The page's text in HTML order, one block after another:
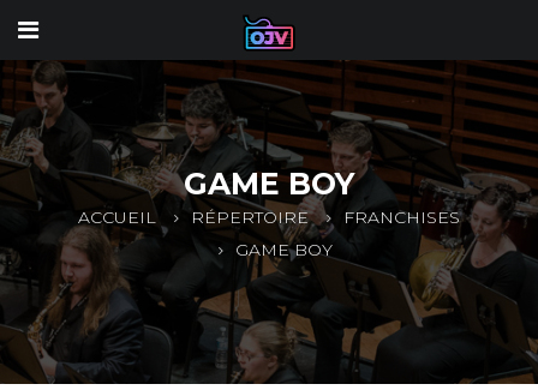
GAME BOY
ACCUEIL RÉPERTOIRE
FRANCHISES
GAME BOY